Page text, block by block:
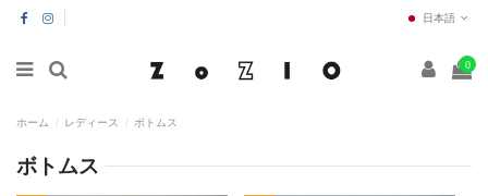
日本語
0
ホーム レディース ボトムス
ボトムス